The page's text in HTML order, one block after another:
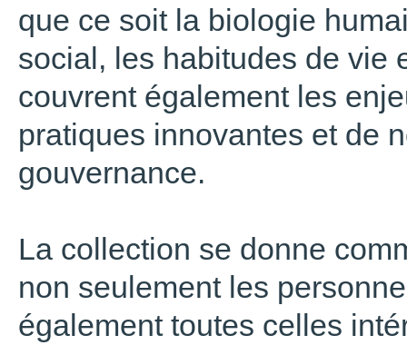
que ce soit la biologie
social, les habitudes de vie
couvrent également les
pratiques innovantes et de
gouvernance.
La collection se donne
non seulement les
également toutes celles